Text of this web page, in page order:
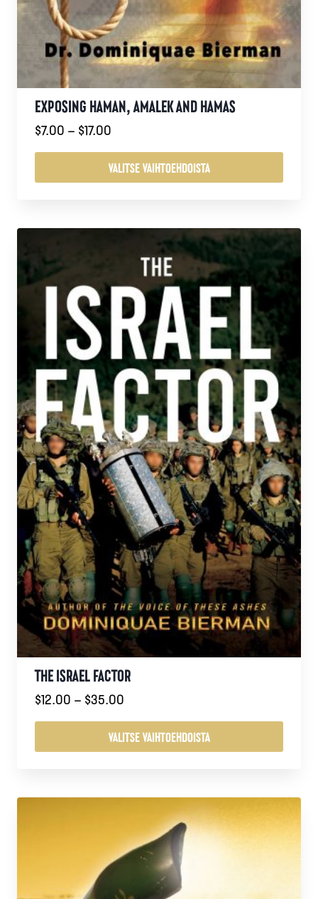
EXPOSING HAMAN, AMALEK AND HAMAS
$7.00 – $17.00Hintaluokka:
-
$17.00
VALITSE VAIHTOEHDOISTA
on
muunnelma.
Voit
valinnat
tuotteen
sivulla.
THE ISRAEL FACTOR
$12.00 – $35.00Hintaluokka:
-
$35.00
VALITSE VAIHTOEHDOISTA
on
valinnat